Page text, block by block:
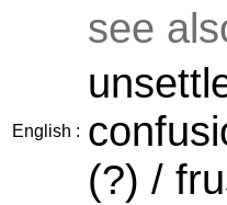
English :
see
(?) /